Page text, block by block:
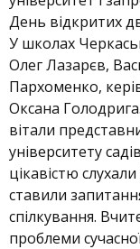
День відкритих
У школах
Олег Лазарєв,
Пархоменко,
Оксана
вітали
університету
цікавістю
ставили
спілкування.
проблеми